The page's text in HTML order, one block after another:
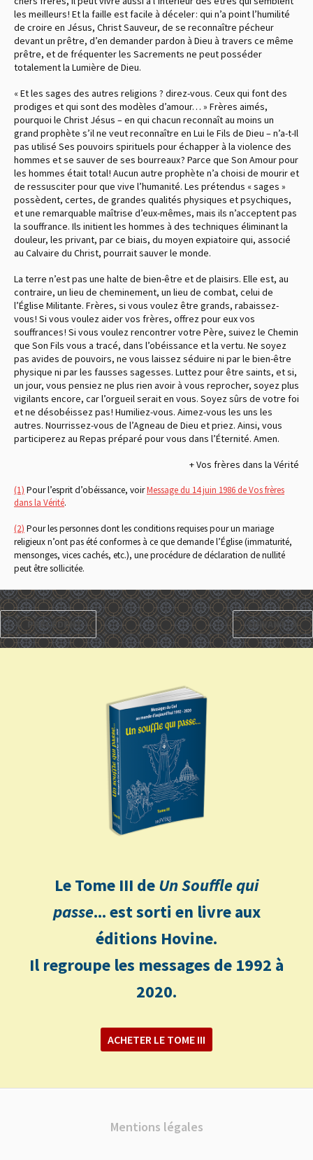
les meilleurs ! Et la faille est facile à déceler : qui n’a point l’humilité
de croire en Jésus, Christ Sauveur, de se reconnaître pécheur
devant un prêtre, d’en demander pardon à Dieu à travers ce même
prêtre, et de fréquenter les Sacrements ne peut posséder
totalement la Lumière de Dieu.
« Et les sages des autres religions ? direz-vous. Ceux qui font des
prodiges et qui sont des modèles d’amour… » Frères aimés,
pourquoi le Christ Jésus – en qui chacun reconnaît au moins un
grand prophète s’il ne veut reconnaître en Lui le Fils de Dieu – n’a-t-Il
pas utilisé Ses pouvoirs spirituels pour échapper à la violence des
hommes et se sauver de ses bourreaux ? Parce que Son Amour pour
les hommes était total ! Aucun autre prophète n’a choisi de mourir et
de ressusciter pour que vive l’humanité. Les prétendus « sages »
possèdent, certes, de grandes qualités physiques et psychiques,
et une remarquable maîtrise d’eux-mêmes, mais ils n’acceptent pas
la souffrance. Ils initient les hommes à des techniques éliminant la
douleur, les privant, par ce biais, du moyen expiatoire qui, associé
au Calvaire du Christ, pourrait sauver le monde.
La terre n’est pas une halte de bien-être et de plaisirs. Elle est, au
contraire, un lieu de cheminement, un lieu de combat, celui de
l’Église Militante. Frères, si vous voulez être grands, rabaissez-
vous ! Si vous voulez aider vos frères, offrez pour eux vos
souffrances ! Si vous voulez rencontrer votre Père, suivez le Chemin
que Son Fils vous a tracé, dans l’obéissance et la vertu. Ne soyez
pas avides de pouvoirs, ne vous laissez séduire ni par le bien-être
physique ni par les fausses sagesses. Luttez pour être saints, et si,
un jour, vous pensiez ne plus rien avoir à vous reprocher, soyez plus
vigilants encore, car l’orgueil serait en vous. Soyez sûrs de votre foi
et ne désobéissez pas ! Humiliez-vous. Aimez-vous les uns les
autres. Nourrissez-vous de l’Agneau de Dieu et priez. Ainsi, vous
participerez au Repas préparé pour vous dans l’Éternité. Amen.
+ Vos frères dans la Vérité
(1) Pour l’esprit d’obéissance, voirMessage du 14 juin 1986 de Vos frères
dans la Vérité.
(2) Pour les personnes dont les conditions requises pour un mariage
religieux n’ont pas été conformes à ce que demande l’Église (immaturité,
mensonges, vices cachés, etc.), une procédure de déclaration de nullité
peut être sollicitée.
PRÉCÉDENT SUIVANT
Le Tome III deUn Souffle qui
passe... est sorti en livre aux
éditions Hovine.
Il regroupe les messages de 1992 à
2020.
ACHETER LE TOME III
Mentions légales